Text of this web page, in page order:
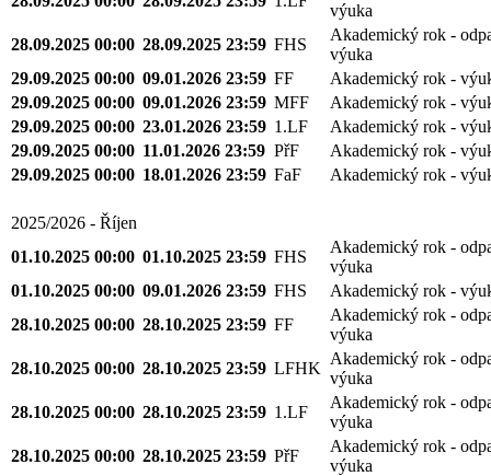
výuka
28.09.2025 00:00 28.09.2025 23:59 FHS
Akademický rok -
výuka
29.09.2025 00:00 09.01.2026 23:59 FF
Akademický rok -
29.09.2025 00:00 09.01.2026 23:59 MFF
Akademický rok -
29.09.2025 00:00 23.01.2026 23:59 1.LF
Akademický rok -
29.09.2025 00:00 11.01.2026 23:59 PřF
Akademický rok -
29.09.2025 00:00 18.01.2026 23:59 FaF Akademický rok -
2025/2026 - Říjen
01.10.2025 00:00 01.10.2025 23:59 FHS
Akademický rok -
výuka
01.10.2025 00:00 09.01.2026 23:59 FHS
Akademický rok -
28.10.2025 00:00 28.10.2025 23:59 FF
Akademický rok -
výuka
28.10.2025 00:00 28.10.2025 23:59 LFHK
Akademický rok -
výuka
28.10.2025 00:00 28.10.2025 23:59 1.LF
Akademický rok -
výuka
28.10.2025 00:00 28.10.2025 23:59 PřF
Akademický rok -
výuka